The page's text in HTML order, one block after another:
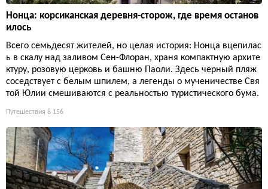
Нонца: корсиканская деревня-сторож, где время останов
илось
Всего семьдесят жителей, но целая история: Нонца вцепилас
ь в скалу над заливом Сен-Флоран, храня компактную архите
ктуру, розовую церковь и башню Паоли. Здесь черный пляж
соседствует с белым шпилем, а легенды о мученичестве Свя
той Юлии смешиваются с реальностью туристического бума.
Путешествия 8 156